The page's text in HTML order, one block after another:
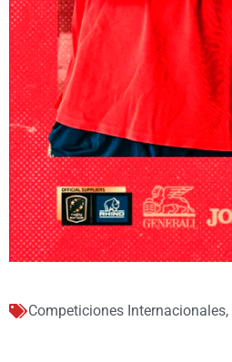
Competiciones Internacionales,